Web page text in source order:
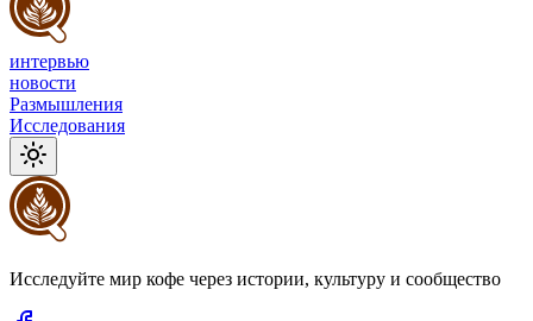
интервью
новости
Размышления
Исследования
Исследуйте мир кофе через истории, культуру и сообщество